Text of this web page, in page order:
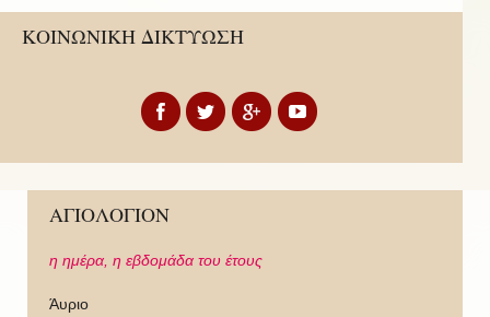
ΚΟΙΝΩΝΙΚΗ ΔΙΚΤΥΩΣΗ
ΑΓΙΟΛΟΓΙΟΝ
η ημέρα, η εβδομάδα του έτους
Άυριο